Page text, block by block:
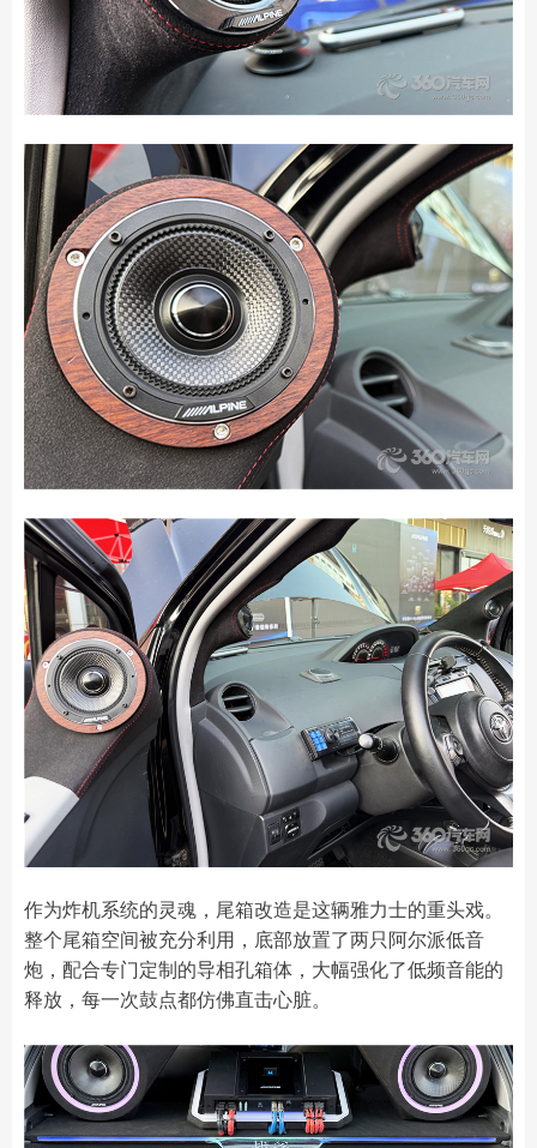
作为炸机系统的灵魂，尾箱改造是这辆雅力士的重头戏。
整个尾箱空间被充分利用，底部放置了两只阿尔派低音
炮，配合专门定制的导相孔箱体，大幅强化了低频音能的
释放，每一次鼓点都仿佛直击心脏。